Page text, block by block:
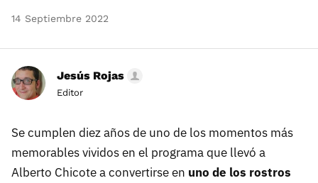
14 Septiembre 2022
Jesús Rojas
Editor
Se cumplen diez años de uno de los momentos más
memorables vividos en el programa que llevó a
Alberto Chicote a convertirse en uno de los rostros